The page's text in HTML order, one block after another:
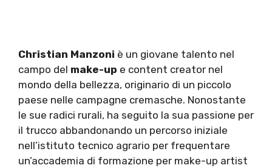
Christian Manzoni è un giovane talento nel
campo del make-up e content creator nel
mondo della bellezza, originario di un piccolo
paese nelle campagne cremasche. Nonostante
le sue radici rurali, ha seguito la sua passione per
il trucco abbandonando un percorso iniziale
nell’istituto tecnico agrario per frequentare
un’accademia di formazione per make-up artist